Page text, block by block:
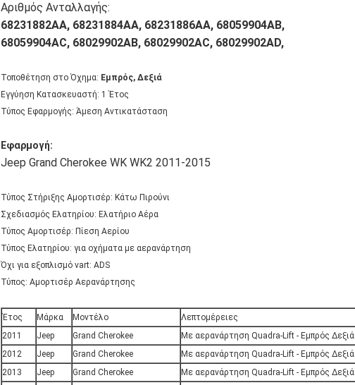
Αριθμός Ανταλλαγής:
68231882AA, 68231884AA, 68231886AA, 68059904AB,
68059904AC, 68029902AB, 68029902AC, 68029902AD,
Τοποθέτηση στο Όχημα: Εμπρός, Δεξιά
Εγγύηση Κατασκευαστή: 1 Έτος
Τύπος Εφαρμογής: Άμεση Αντικατάσταση
Εφαρμογή:
Jeep Grand Cherokee WK WK2 2011-2015
Τύπος Στήριξης Αμορτισέρ: Κάτω Πιρούνι
Σχεδιασμός Ελατηρίου: Ελατήριο Αέρα
Τύπος Αμορτισέρ: Πίεση Αερίου
Τύπος Ελατηρίου: για οχήματα με αερανάρτηση
Όχι για εξοπλισμό vart: ADS
Τύπος: Αμορτισέρ Αερανάρτησης
Έτος Μάρκα Μοντέλο
Λεπτομέρειες
2011
Jeep Grand Cherokee
Με αερανάρτηση Quadra-Lift - Εμπρός Δεξιά
2012
Jeep Grand Cherokee
Με αερανάρτηση Quadra-Lift - Εμπρός Δεξιά
2013
Jeep Grand Cherokee
Με αερανάρτηση Quadra-Lift - Εμπρός Δεξιά